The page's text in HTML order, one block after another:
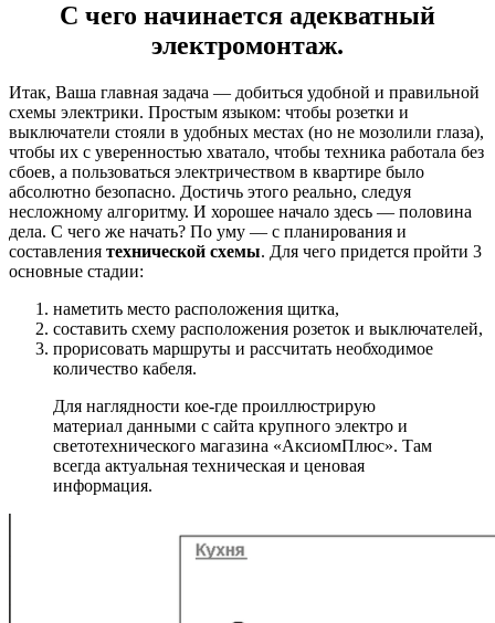
С чего начинается адекватный
электромонтаж.
Итак, Ваша главная задача — добиться удобной и правильной
схемы электрики. Простым языком: чтобы розетки и
выключатели стояли в удобных местах (но не мозолили глаза),
чтобы их с уверенностью хватало, чтобы техника работала без
сбоев, а пользоваться электричеством в квартире было
абсолютно безопасно. Достичь этого реально, следуя
несложному алгоритму. И хорошее начало здесь — половина
дела. С чего же начать? По уму — с планирования и
составления технической схемы. Для чего придется пройти 3
основные стадии:
наметить место расположения щитка,
составить схему расположения розеток и выключателей,
прорисовать маршруты и рассчитать необходимое
количество кабеля.
Для наглядности кое-где проиллюстрирую
материал данными с сайта крупного электро и
светотехнического магазина «АксиомПлюс». Там
всегда актуальная техническая и ценовая
информация.